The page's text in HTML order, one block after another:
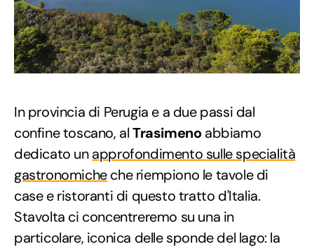
In provincia di Perugia e a due passi dal
confine toscano, alTrasimenoabbiamo
dedicato unapprofondimento sulle specialità
gastronomicheche riempiono le tavole di
case e ristoranti di questo tratto d'Italia.
Stavolta ci concentreremo su una in
particolare, iconica delle sponde del lago: la